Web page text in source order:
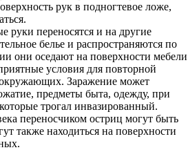
рук в подногтевое ложе,
руки переносятся и на другие
белье и распространяются по
они оседают на поверхности мебели
условия для повторной
Заражение может
предметы быта, одежду, при
трогал инвазированный.
переносчиком остриц могут быть
также находиться на поверхности